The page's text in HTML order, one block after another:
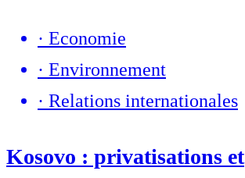
· Economie
· Environnement
· Relations internationales
Kosovo : privatisations et